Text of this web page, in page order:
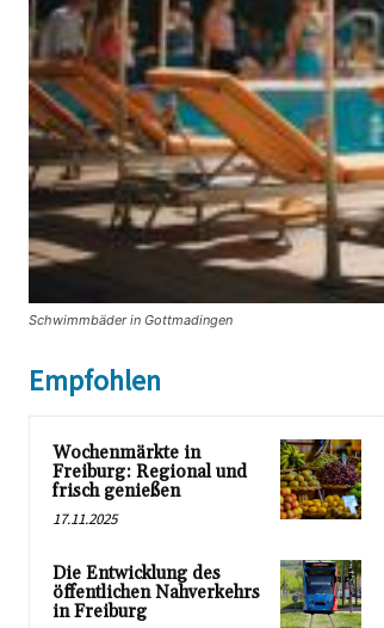
Schwimmbäder in Gottmadingen
Empfohlen
Wochenmärkte in
Freiburg: Regional und
frisch genießen
17.11.2025
Die Entwicklung des
öffentlichen Nahverkehrs
in Freiburg